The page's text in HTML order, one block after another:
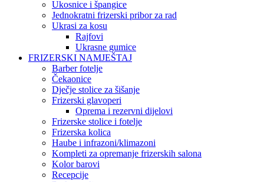
Ukosnice i špangice
Jednokratni frizerski pribor za rad
Ukrasi za kosu
Rajfovi
Ukrasne gumice
FRIZERSKI NAMJEŠTAJ
Barber fotelje
Čekaonice
Dječje stolice za šišanje
Frizerski glavoperi
Oprema i rezervni dijelovi
Frizerske stolice i fotelje
Frizerska kolica
Haube i infrazoni/klimazoni
Kompleti za opremanje frizerskih salona
Kolor barovi
Recepcije